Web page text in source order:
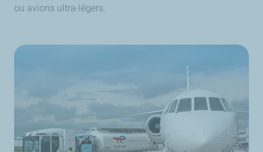
ou avions ultra-légers.